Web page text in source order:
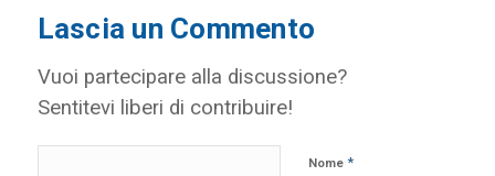
Lascia un Commento
Vuoi partecipare alla discussione?
Sentitevi liberi di contribuire!
Nome *